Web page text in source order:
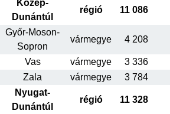
Közép-
Dunántúl
régió 11 086
Győr-Moson-
Sopron
vármegye 4 208
Vas vármegye 3 336
Zala
vármegye 3 784
Nyugat-
Dunántúl
régió 11 328